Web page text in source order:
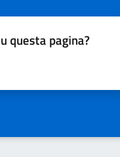
questa pagina?